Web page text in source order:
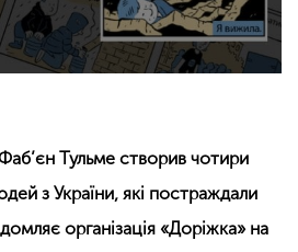
Тульме створив чотири
з України, які постраждали
організація «Доріжка» на